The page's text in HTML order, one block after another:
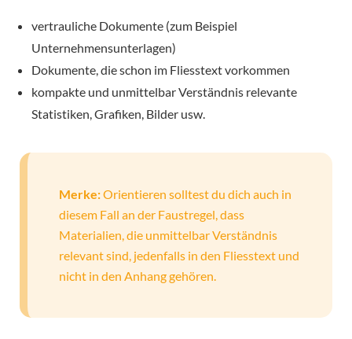
vertrauliche Dokumente (zum Beispiel
Unternehmensunterlagen)
Dokumente, die schon im Fliesstext vorkommen
kompakte und unmittelbar Verständnis relevante
Statistiken, Grafiken, Bilder usw.
Merke:Orientieren solltest du dich auch in
diesem Fall an der Faustregel, dass
Materialien, die unmittelbar Verständnis
relevant sind, jedenfalls in den Fliesstext und
nicht in den Anhang gehören.